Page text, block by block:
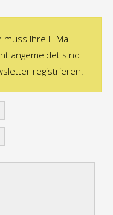
Ihre E-Mail
angemeldet sind
registrieren.